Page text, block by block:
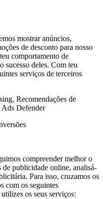
mostrar anúncios,
de desconto para nosso
comportamento de
sucesso deles. Com teu
serviços de terceiros
Recomendações de
Ads Defender
compreender melhor o
de publicidade online, analisá-
Para isso, cruzamos os
com os seguintes
os seus serviços: